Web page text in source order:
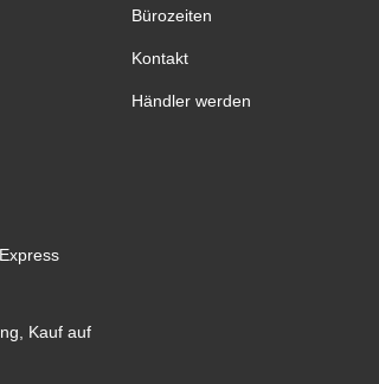
Bürozeiten
Kontakt
Händler werden